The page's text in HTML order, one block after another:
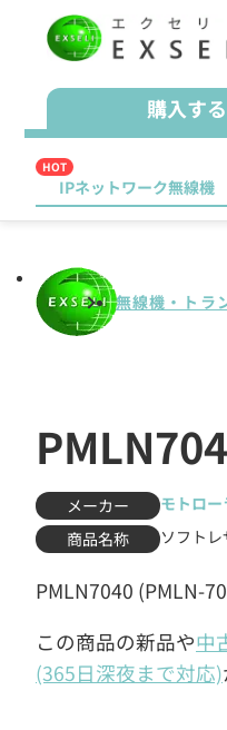
購入する
HOT
IPネットワーク無線機
無線機・トラ
メーカー
モトロ
商品名称
ソフト
PMLN7040 (PMLN-
この商品の新品や中
(365日深夜まで対応)